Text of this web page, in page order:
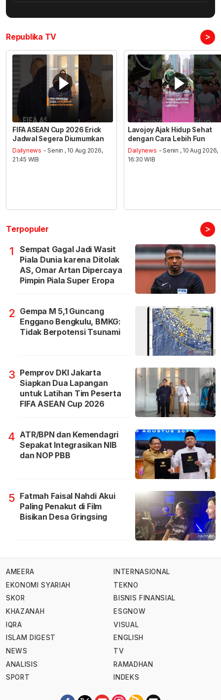
Republika TV >
FIFA ASEAN Cup 2026 Erick
Jadwal Segera Diumumkan
Dailynews - Senin , 10 Aug 2026,
21:45 WIB
Lavojoy Ajak Hidup Sehat
dengan Cara Lebih Fun
Dailynews - Senin , 10 Aug 2026,
16:30 WIB
Terpopuler >
1
Sempat Gagal Jadi Wasit
Piala Dunia karena Ditolak
AS, Omar Artan Dipercaya
Pimpin Piala Super Eropa
2 Gempa M 5,1 Guncang
Enggano Bengkulu, BMKG:
Tidak Berpotensi Tsunami
3 Pemprov DKI Jakarta
Siapkan Dua Lapangan
untuk Latihan Tim Peserta
FIFA ASEAN Cup 2026
4 ATR/BPN dan Kemendagri
Sepakat Integrasikan NIB
dan NOP PBB
5 Fatmah Faisal Nahdi Akui
Paling Penakut di Film
Bisikan Desa Gringsing
AMEERA
EKONOMI SYARIAH
SKOR
KHAZANAH
IQRA
ISLAM DIGEST
NEWS
ANALISIS
SPORT
INTERNASIONAL
TEKNO
BISNIS FINANSIAL
ESGNOW
VISUAL
ENGLISH
TV
RAMADHAN
INDEKS